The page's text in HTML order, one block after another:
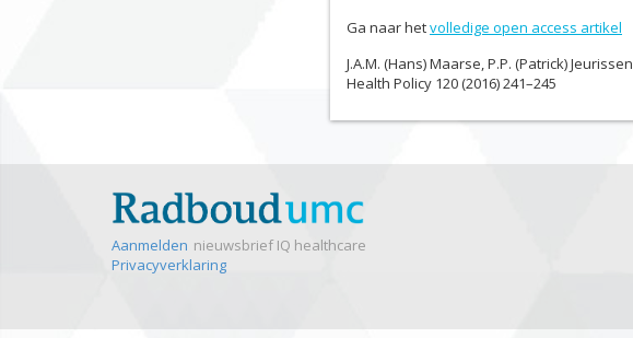
Ga naar hetvolledige open access artikel
J.A.M. (Hans) Maarse, P.P. (Patrick) Jeurissen
Health Policy 120 (2016) 241–245
Aanmelden nieuwsbrief IQ healthcare
Privacyverklaring